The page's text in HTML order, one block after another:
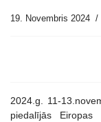
19. Novembris 2024
2024.g. 11-
piedalījās Eiropas